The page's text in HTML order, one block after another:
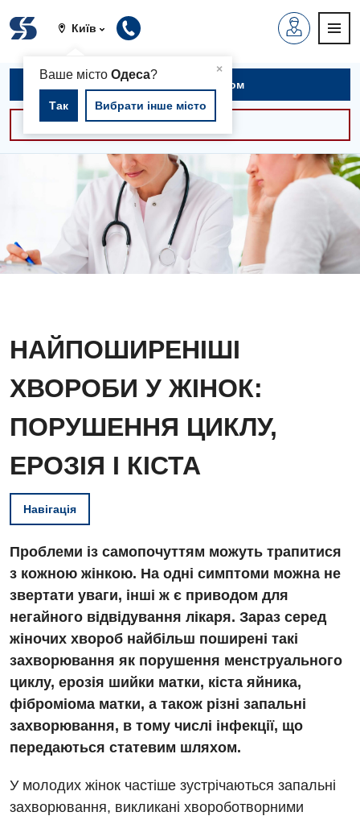
Київ
×
Ваше містоОдеса?
Так Вибрати інше місто
Записатися на прийом
Консультації -30%
НАЙПОШИРЕНІШІ
ХВОРОБИ У ЖІНОК:
ПОРУШЕННЯ ЦИКЛУ,
ЕРОЗІЯ І КІСТА
Навігація
Проблеми із самопочуттям можуть трапитися
з кожною жінкою. На одні симптоми можна не
звертати уваги, інші ж є приводом для
негайного відвідування лікаря. Зараз серед
жіночих хвороб найбільш поширені такі
захворювання як порушення менструального
циклу, ерозія шийки матки, кіста яйника,
фіброміома матки, а також різні запальні
захворювання, в тому числі інфекції, що
передаються статевим шляхом.
У молодих жінок частіше зустрічаються запальні
захворювання, викликані хвороботворними